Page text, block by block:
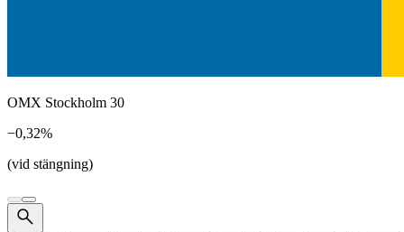
OMX Stockholm 30
−0,32%
(vid stängning)